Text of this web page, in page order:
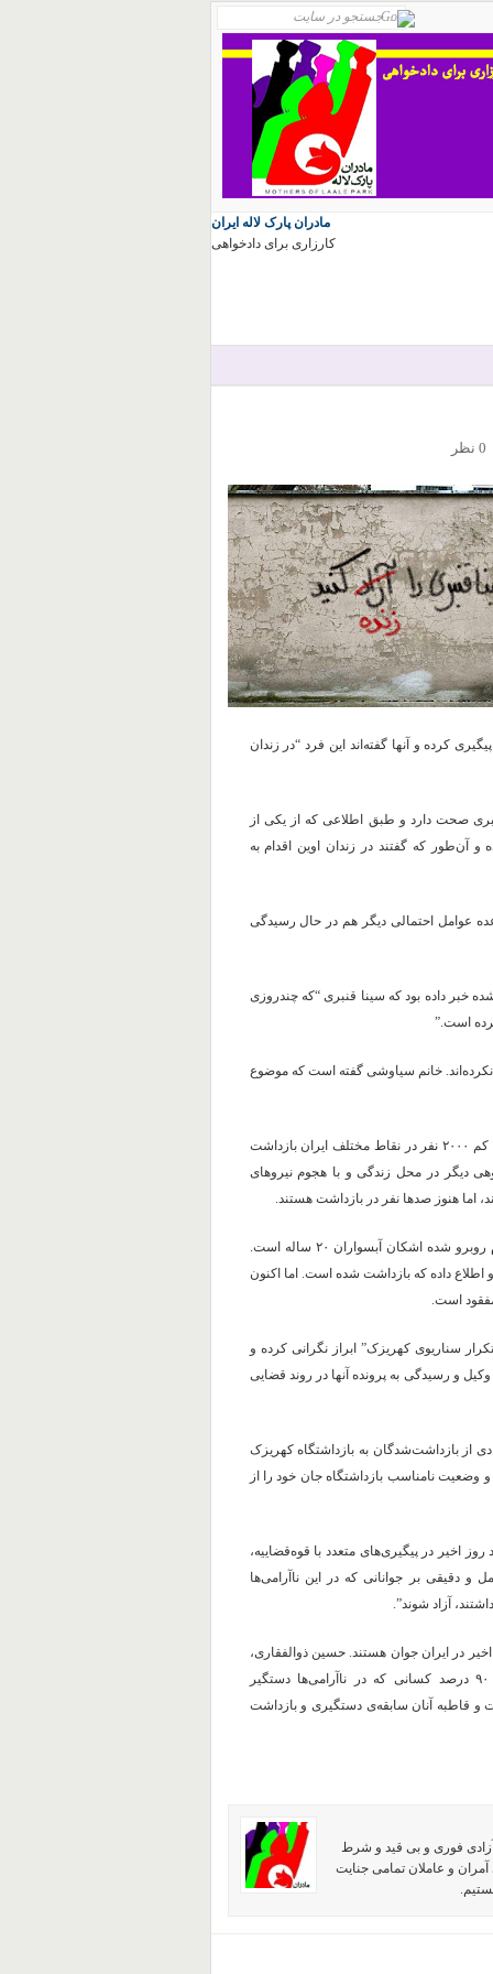
مادران پارک لاله ایران
کارزاری برای دادخواهی
0 نظر
کرده و آنها گفته‌اند این فرد “در زندان
صحت دارد و طبق اطلاعی که از یکی از
آن‌طور که گفتند در زندان اوین اقدام به
عوامل احتمالی دیگر هم در حال رسیدگی
به نقل از زندانیان آزاد شده خبر داده بود که سینا قنبری “که چندروزی
است.”
نکرده‌اند. خانم سیاوشی گفته است که موضوع
در جریان اعتراض‌ها و ناآرامی‌ها دی ماه بیش از ۲۱ نفر کشته و دست کم ۲۰۰۰ نفر در نقاط مختلف ایران بازداشت
دیگر در محل زندگی‌ و با هجوم نیروهای
اما هنوز صدها نفر در بازداشت هستند.
یکی دیگر از کسانی که سرنوشت او در جریان این بازداشت‌ها با ابهام روبرو شده اشکان آبسواران ۲۰ ساله است.
تماس گرفته و اطلاع داده که بازداشت شده است. اما اکنون
است.
سناریوی کهریزک” ابراز نگرانی کرده و
و رسیدگی به پرونده آنها در روند قضایی
اعتراض‌ها به نتایج انتخابات ریاست جمهوری سال ۱۳۸۸ تعدادی از بازداشت‌شدگان به بازداشتگاه کهریزک
نامناسب بازداشتگاه جان خود را از
اخیر در پیگیری‌های متعدد با قوه‌قضاییه،
و دقیقی بر جوانانی که در این ناآرامی‌ها
آزاد شوند”.
در ایران جوان هستند. حسین ذوالفقاری،
معاون امنیتی وزیر کشور، روز دوشنبه ۱۱ دی گفت که بیش ‌از ۹۰ درصد کسانی ‌که در ناآرامی‌ها دستگیر
هستند که میانگین سنی آن‌ها زیر ۲۵ سال است و قاطبه‌ آنان سابقه‌ی دستگیری و بازداشت
آزادی فوری و بی قید و شرط
و عاملان تمامی جنایت